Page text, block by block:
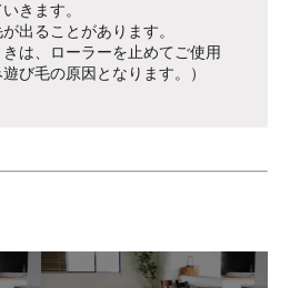
きます。
出ることがあります。
は、ローラーを止めてご使用
び毛の原因となります。）